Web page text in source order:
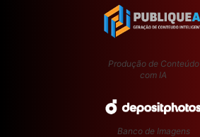
Produção de Conteúdo
com IA
Banco de Imagens